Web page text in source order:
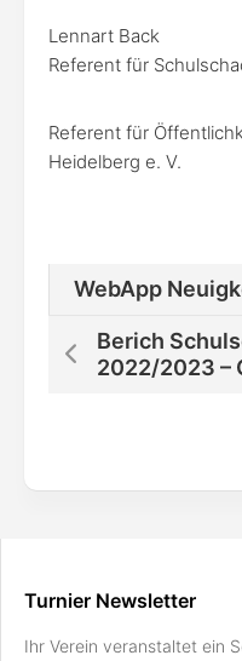
Lennart Back
Referent für
Referent für
Heidelberg e. V.
WebApp
Berich
2022/2023 –
Turnier Newsletter
Ihr Verein veranstaltet ein